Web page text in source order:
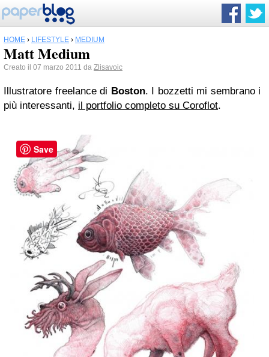
HOME › LIFESTYLE › MEDIUM
Matt Medium
Creato il 07 marzo 2011 da Zlisavoic
Illustratore freelance di Boston. I bozzetti mi sembrano i
più interessanti, il portfolio completo su Coroflot.
Save